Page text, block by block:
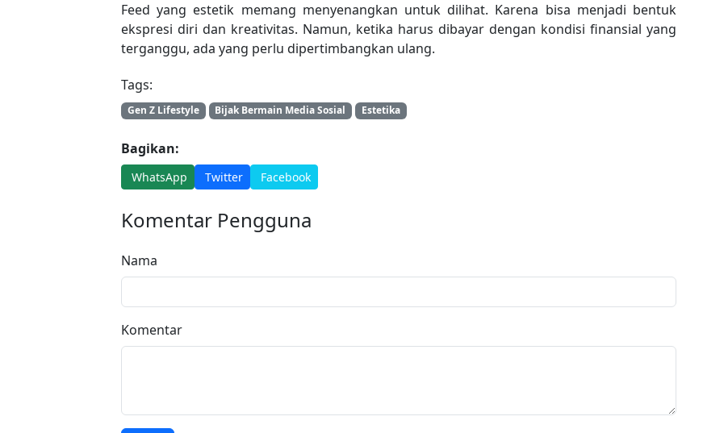
Feed yang estetik memang menyenangkan untuk dilihat. Karena bisa menjadi bentuk
ekspresi diri dan kreativitas. Namun, ketika harus dibayar dengan kondisi finansial yang
terganggu, ada yang perlu dipertimbangkan ulang.
Tags:
Gen Z Lifestyle Bijak Bermain Media Sosial Estetika
Bagikan:
WhatsApp Twitter Facebook
Komentar Pengguna
Nama
Komentar